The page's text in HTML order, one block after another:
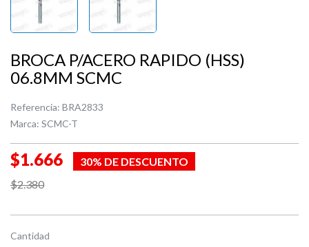
BROCA P/ACERO RAPIDO (HSS)
06.8MM SCMC
Referencia: BRA2833
Marca: SCMC-T
$1.666
30% DE DESCUENTO
$2.380
Cantidad